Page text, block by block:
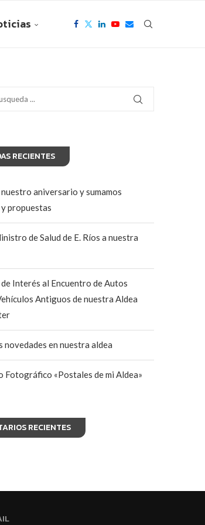
RECIENTES
aniversario y sumamos
propuestas
de Salud de E. Ríos a nuestra
Interés al Encuentro de Autos
Antiguos de nuestra Aldea
novedades en nuestra aldea
Fotográfico «Postales de mi Aldea»
RECIENTES